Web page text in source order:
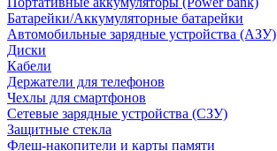
Батарейки/Аккумуляторные батарейки
Автомобильные зарядные устройства (АЗУ)
Диски
Кабели
Держатели для телефонов
Чехлы для смартфонов
Сетевые зарядные устройства (СЗУ)
Защитные стекла
Флеш-накопители и карты памяти